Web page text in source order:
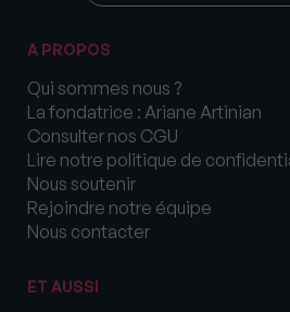
A PROPOS
Qui sommes nous ?
La fondatrice : Ariane Artinian
Consulter nos CGU
Lire notre politique de
Nous soutenir
Rejoindre notre équipe
Nous contacter
ET AUSSI